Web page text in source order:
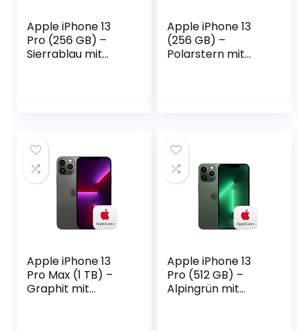
Apple iPhone 13
Pro (256 GB) –
Sierrablau mit
Apple iPhone 13
(256 GB) –
Polarstern mit
Apple iPhone 13
Pro Max (1 TB) –
Graphit mit
Apple iPhone 13
Pro (512 GB) –
Alpingrün mit